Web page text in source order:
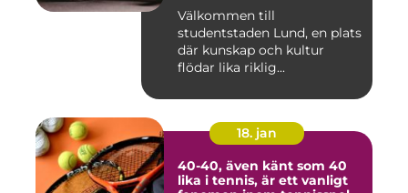
Välkommen till
studentstaden Lund, en plats
där kunskap och kultur
flödar lika riklig...
18. jan
40-40, även känt som 40
lika i tennis, är ett vanligt